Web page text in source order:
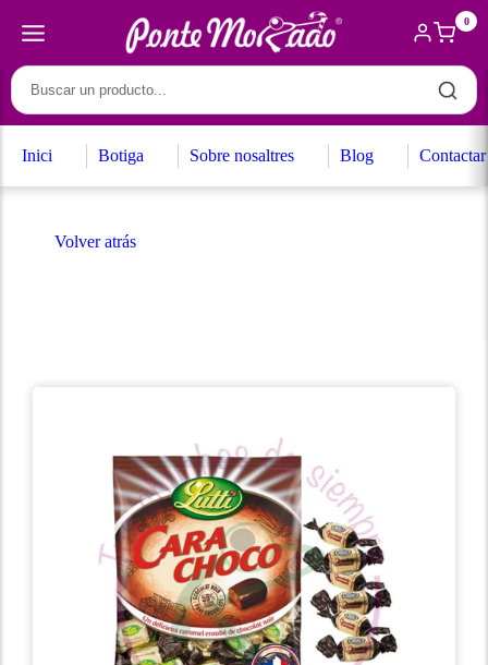
0
Inici Botiga Sobre nosaltres Blog Contactar
Volver atrás